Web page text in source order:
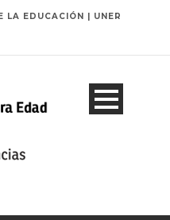
LA EDUCACIÓN | UNER